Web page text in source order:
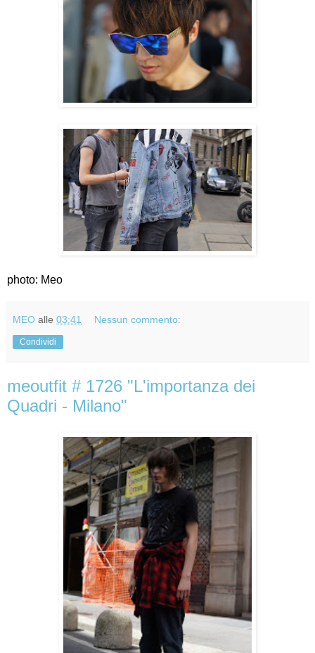
photo: Meo
MEO alle 03:41 Nessun commento:
Condividi
meoutfit # 1726 "L'importanza dei
Quadri - Milano"